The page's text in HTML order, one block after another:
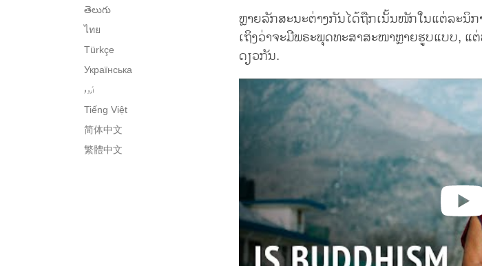
తెలుగు
ไทย
Türkçe
Українська
اُردو
Tiếng Việt
简体中文
繁體中文
ຫຼາຍລັກສະນະຕ່າງກັນໄດ້ຖືກເນັ້ນໜັກໃນແຕ່ລະນິ
ເຖິງວ່າຈະມີພຣະພຸດທະສາສະໜາຫຼາຍຮູບແບບ,
ດຽວກັນ.